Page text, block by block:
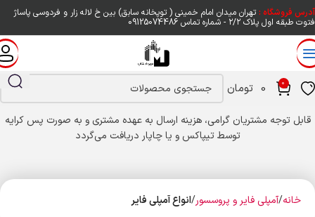
آدرس فروشگاه :تهران میدان امام خمینی ( توپخانه سابق) بین خ لاله زار و فردوسی پاساژ
فتوت طبقه اول پلاک ۲/۲ - شماره تماس 09125074486
0
0 تومان
قابل توجه مشتریان گرامی، هزینه ارسال به عهده مشتری و به صورت پس کرایه
توسط تیپاکس و یا چاپار دریافت می‌گردد
خانه آمپلی فایر و پروسسور انواع آمپلی فایر